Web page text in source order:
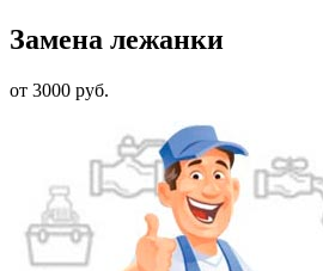
Замена лежанки
от 3000 руб.